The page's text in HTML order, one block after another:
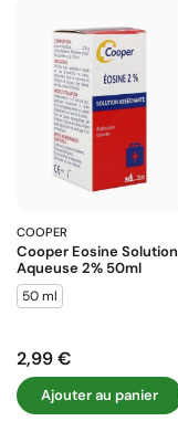
COOPER
Cooper Eosine Solution
Aqueuse 2% 50ml
50 ml
Prix
2,99 €
Ajouter au panier